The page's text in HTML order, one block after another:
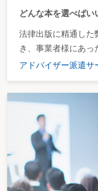
どんな本を選べば
法律出版に精通した
き、事業者様にあっ
アドバイザー派遣サ